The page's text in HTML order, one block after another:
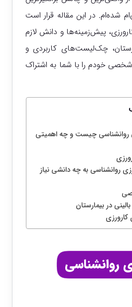
شده‌ام. در این مقاله قرار است
پیش‌زمینه‌ها و دانش لازم
چک‌لیست‌های کاربردی و
خودم را با شما به اشتراک
روانشناسی چیست و چه اهمیتی
روانشناسی به چه دانشی نیاز
در بیمارستان
روانشناسی